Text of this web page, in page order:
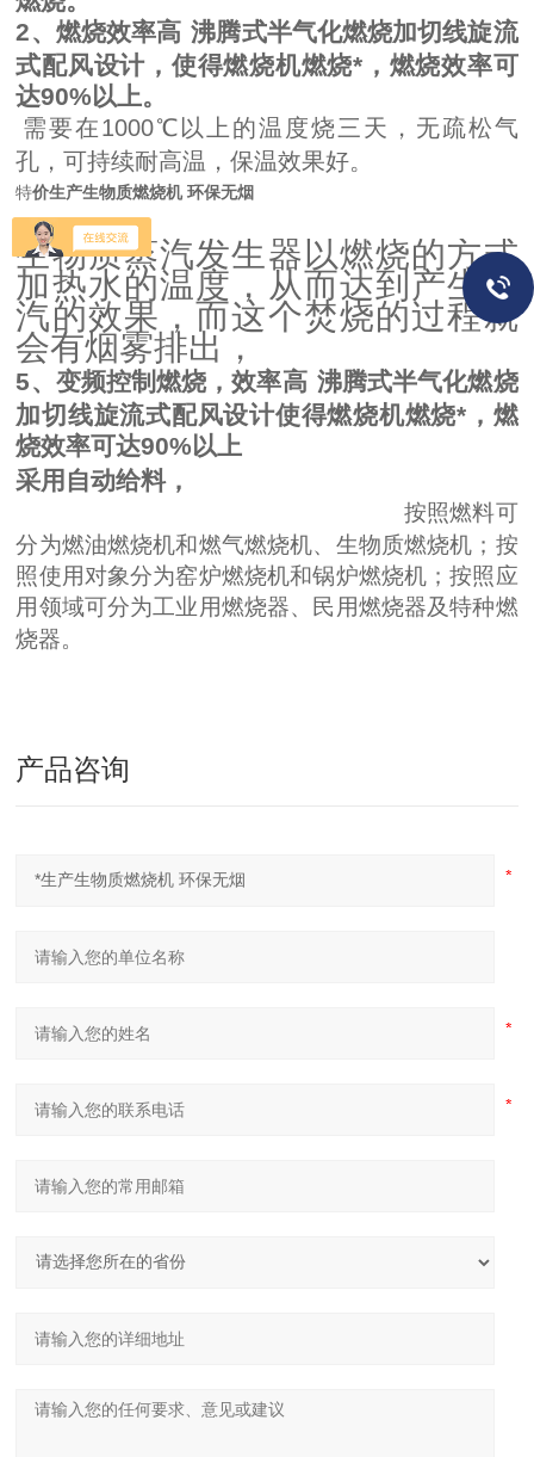
2、燃烧效率高 沸腾式半气化燃烧加切线旋流
式配风设计，使得燃烧机燃烧*，燃烧效率可
达90%以上。
需要在1000℃ 以上的温度烧三天，无疏松气
孔，可持续耐高温，保温效果好。
特价生产生物质燃烧机 环保无烟
生物质蒸汽发生器以燃烧的方式
加热水的温度，从而达到产生蒸
汽的效果，而这个焚烧的过程就
会有烟雾排出，
5、变频控制燃烧，效率高 沸腾式半气化燃烧
加切线旋流式配风设计使得燃烧机燃烧*，燃
烧效率可达90%以上
采用自动给料，
按照燃料可
分为燃油燃烧机和燃气燃烧机、生物质燃烧机；按
照使用对象分为窑炉燃烧机和锅炉燃烧机；按照应
用领域可分为工业用燃烧器、民用燃烧器及特种燃
烧器。
产品咨询